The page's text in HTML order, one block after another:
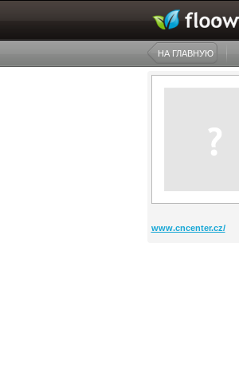
НА ГЛАВНУЮ
www.cncenter.cz/